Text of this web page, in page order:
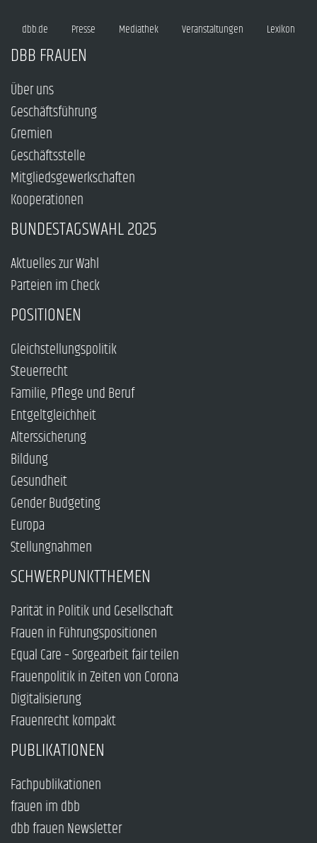
dbb.de Presse Mediathek Veranstaltungen Lexikon
DBB FRAUEN
Über uns
Geschäftsführung
Gremien
Geschäftsstelle
Mitgliedsgewerkschaften
Kooperationen
BUNDESTAGSWAHL 2025
Aktuelles zur Wahl
Parteien im Check
POSITIONEN
Gleichstellungspolitik
Steuerrecht
Familie, Pflege und Beruf
Entgeltgleichheit
Alterssicherung
Bildung
Gesundheit
Gender Budgeting
Europa
Stellungnahmen
SCHWERPUNKTTHEMEN
Parität in Politik und Gesellschaft
Frauen in Führungspositionen
Equal Care – Sorgearbeit fair teilen
Frauenpolitik in Zeiten von Corona
Digitalisierung
Frauenrecht kompakt
PUBLIKATIONEN
Fachpublikationen
frauen im dbb
dbb frauen Newsletter